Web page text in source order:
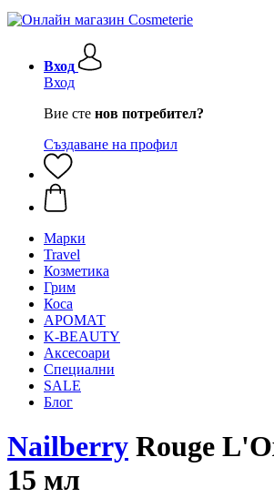
Вход
Вход
Вие сте нов потребител?
Създаване на профил
Mарки
Travel
Козметика
Грим
Коса
АРОМАТ
K-BEAUTY
Аксесоари
Специални
SALE
Блог
Nailberry Rouge
15 мл